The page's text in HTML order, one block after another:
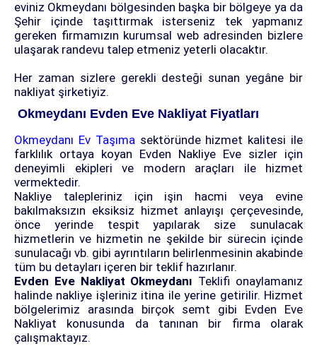
eviniz Okmeydanı bölgesinden başka bir bölgeye ya da
Şehir içinde taşıttırmak isterseniz tek yapmanız
gereken firmamızın kurumsal web adresinden bizlere
ulaşarak randevu talep etmeniz yeterli olacaktır.
Her zaman sizlere gerekli desteği sunan yegâne bir
nakliyat şirketiyiz.
Okmeydanı Evden Eve Nakliyat Fiyatları
Okmeydanı Ev Taşımasektöründe hizmet kalitesi ile
farklılık ortaya koyan Evden Nakliye Eve sizler için
deneyimli ekipleri ve modern araçları ile hizmet
vermektedir.
Nakliye talepleriniz için işin hacmi veya evine
bakılmaksızın eksiksiz hizmet anlayışı çerçevesinde,
önce yerinde tespit yapılarak size sunulacak
hizmetlerin ve hizmetin ne şekilde bir sürecin içinde
sunulacağı vb. gibi ayrıntıların belirlenmesinin akabinde
tüm bu detayları içeren bir teklif hazırlanır.
Evden Eve Nakliyat Okmeydanı Teklifi onaylamanız
halinde nakliye işleriniz itina ile yerine getirilir. Hizmet
bölgelerimiz arasında birçok semt gibi Evden Eve
Nakliyat konusunda da tanınan bir firma olarak
çalışmaktayız.